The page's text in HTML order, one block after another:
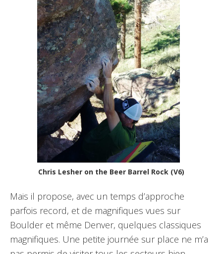
Chris Lesher on the Beer Barrel Rock (V6)
Mais il propose, avec un temps d’approche
parfois record, et de magnifiques vues sur
Boulder et même Denver, quelques classiques
magnifiques. Une petite journée sur place ne m’a